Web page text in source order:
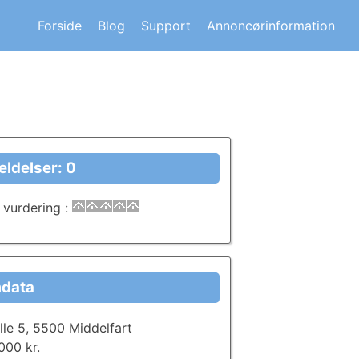
andre huskøberes oplevelser.
Forside Blog Support Annoncørinformation
0
vurdering :
5, 5500 Middelfart
kr.